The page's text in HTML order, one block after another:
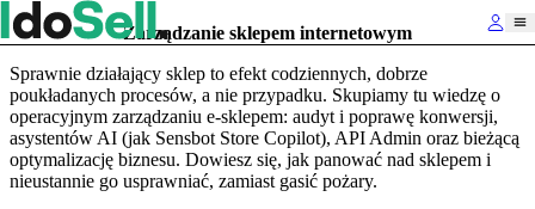
Zarządzanie sklepem internetowym
Sprawnie działający sklep to efekt codziennych, dobrze
poukładanych procesów, a nie przypadku. Skupiamy tu wiedzę o
operacyjnym zarządzaniu e-sklepem: audyt i poprawę konwersji,
asystentów AI (jak Sensbot Store Copilot), API Admin oraz bieżącą
optymalizację biznesu. Dowiesz się, jak panować nad sklepem i
nieustannie go usprawniać, zamiast gasić pożary.